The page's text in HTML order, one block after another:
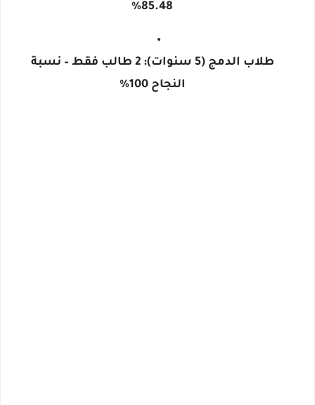
85.48%
طلاب الدمج (5 سنوات) : 2 طالب فقط –
نسبة
النجاح 100%